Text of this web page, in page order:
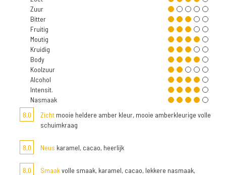
Zuur
Bitter
Fruitig
Moutig
Kruidig
Body
Koolzuur
Alcohol
Intensit.
Nasmaak
8,0
Zicht mooie heldere amber kleur, mooie amberkleurige volle
schuimkraag
8,0 Neus karamel, cacao, heerlijk
8,0 Smaakvolle smaak, karamel, cacao, lekkere nasmaak,